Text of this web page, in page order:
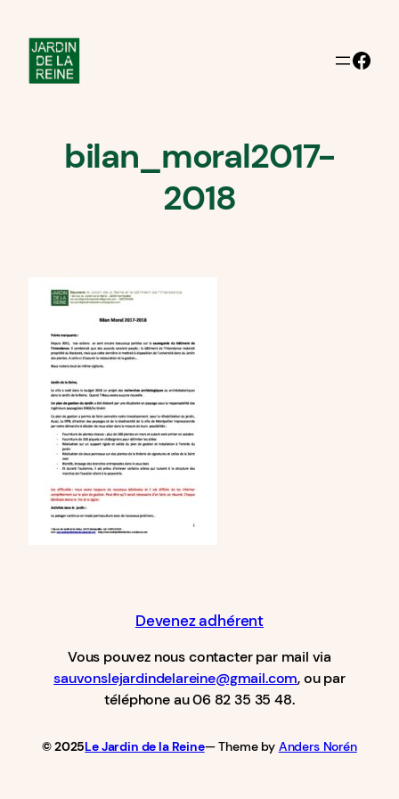
contenu
Facebook
bilan_moral2017-
2018
Devenez adhérent
Vous pouvez nous contacter par mail via
sauvonslejardindelareine@gmail.com, ou par
téléphone au 06 82 35 35 48.
© 2025Le Jardin de la Reine— Theme by Anders Norén